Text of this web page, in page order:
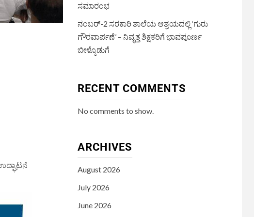
ಸಮಾರಂಭ
ನಂಬರ್-2 ಸರಕಾರಿ ಶಾಲೆಯ ಆಶ್ರಯದಲ್ಲಿ ‘ಗುರು
ಗೌರವಾರ್ಪಣೆ’ – ನಿವೃತ್ತ ಶಿಕ್ಷಕರಿಗೆ ಭಾವಪೂರ್ಣ
ಬೀಳ್ಕೊಡುಗೆ
RECENT COMMENTS
No comments to show.
ARCHIVES
August 2026
July 2026
June 2026